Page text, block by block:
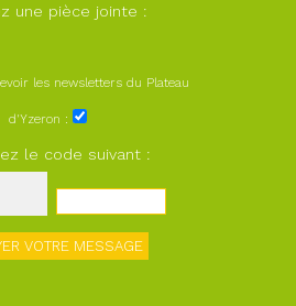
une pièce jointe :
les newsletters du Plateau
d'Yzeron :
le code suivant :